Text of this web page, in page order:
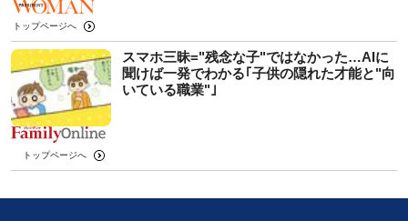
トップページへ
スマホ三昧="残念な子"ではなかった…AIに
聞けば一発でわかる｢子供の隠れた才能と"向
いている職業"｣
トップページへ